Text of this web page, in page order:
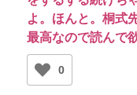
よ。ほんと。桐式
最高なので読んで
0